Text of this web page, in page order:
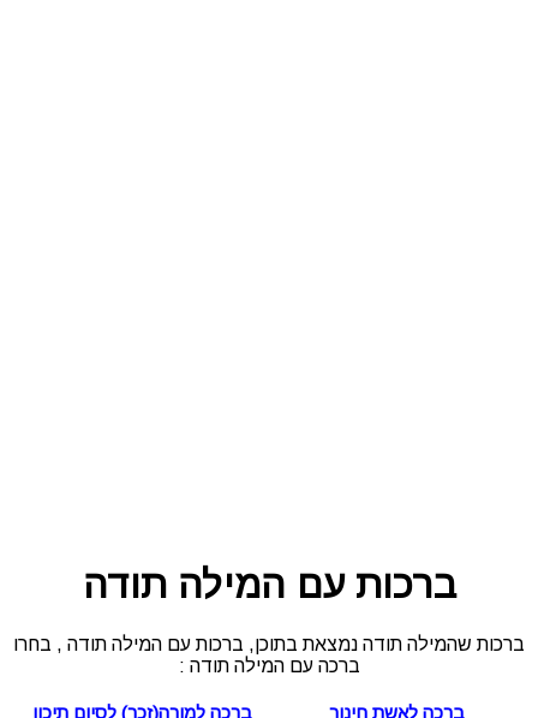
ברכות עם המילה תודה
ברכות שהמילה תודה נמצאת בתוכן, ברכות עם המילה תודה , בחרו
ברכה עם המילה תודה :
ברכה לאשת חינוך ברכה למורה(זכר) לסיום תיכון